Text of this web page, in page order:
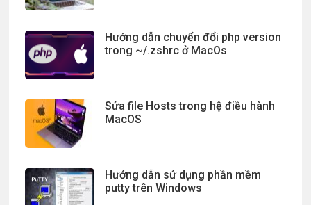
Hướng dẫn chuyển đổi php version
trong ~/.zshrc ở MacOs
Sửa file Hosts trong hệ điều hành
MacOS
Hướng dẫn sử dụng phần mềm
putty trên Windows